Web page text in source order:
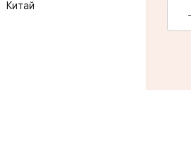
Китай